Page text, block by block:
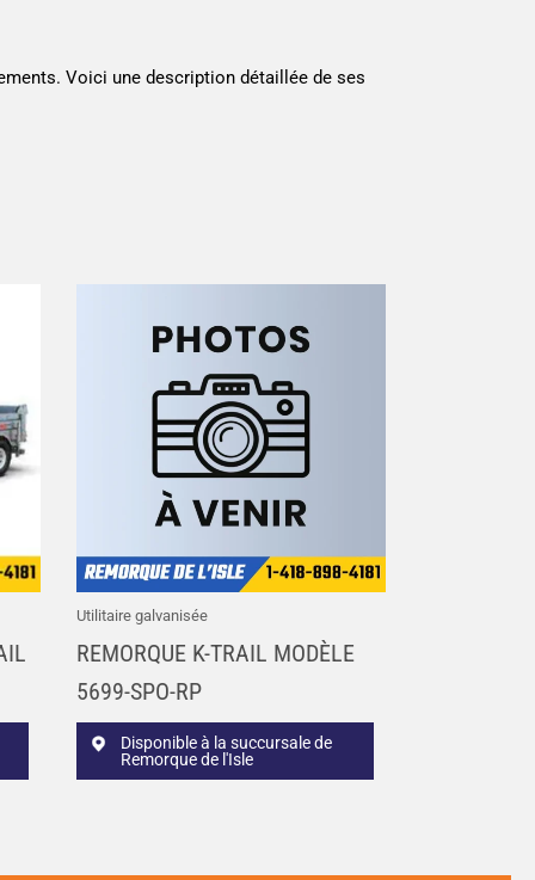
Voici une description détaillée de ses
Utilitaire galvanisée
REMORQUE K-TRAIL MODÈLE
5699-SPO-RP
Disponible à la succursale de
Remorque de l'Isle